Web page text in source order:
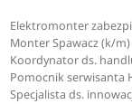
Elektromonter
Monter Spawacz (k/
Koordynator ds.
Pomocnik serwisanta
Specjalista ds.